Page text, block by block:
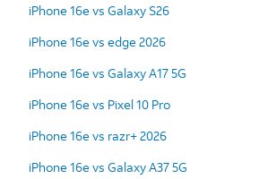
iPhone 16e vs Galaxy S26
iPhone 16e vs edge 2026
iPhone 16e vs Galaxy A17 5G
iPhone 16e vs Pixel 10 Pro
iPhone 16e vs razr+ 2026
iPhone 16e vs Galaxy A37 5G